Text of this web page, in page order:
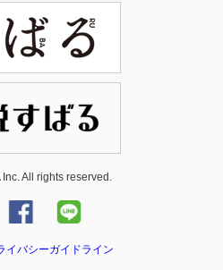
All rights reserved.
バシーガイドライン